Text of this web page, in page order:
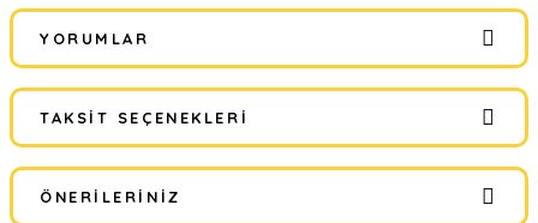
YORUMLAR
Bu ürüne ilk yorumu siz yapın!
Yorum Yaz
TAKSIT SEÇENEKLERI
ÖNERILERINIZ